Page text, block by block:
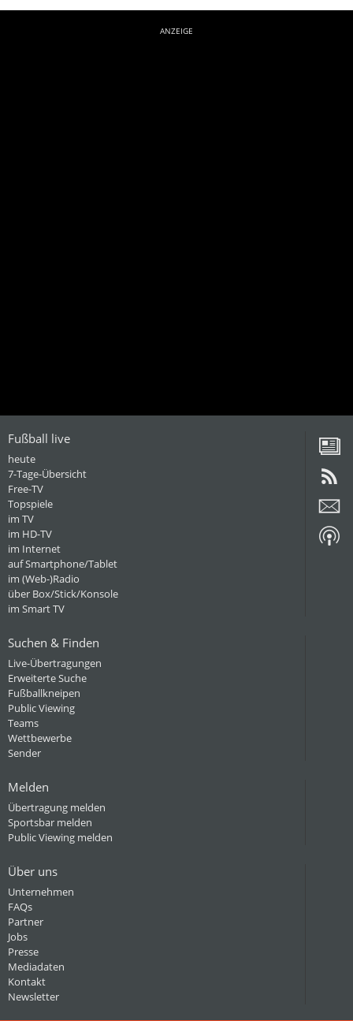
ANZEIGE
Fußball live
heute
7-Tage-Übersicht
Free-TV
Topspiele
im TV
im HD-TV
im Internet
auf Smartphone/Tablet
im (Web-)Radio
über Box/Stick/Konsole
im Smart TV
Suchen & Finden
Live-Übertragungen
Erweiterte Suche
Fußballkneipen
Public Viewing
Teams
Wettbewerbe
Sender
Melden
Übertragung melden
Sportsbar melden
Public Viewing melden
Über uns
Unternehmen
FAQs
Partner
Jobs
Presse
Mediadaten
Kontakt
Newsletter